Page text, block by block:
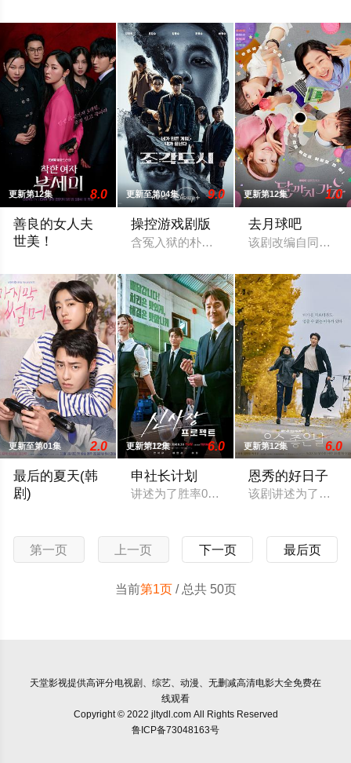
更新第12集 8.0
善良的女人夫
世美！
更新至第04集 9.0
操控游戏剧版
含冤入狱的朴台仲（池昌旭 饰）被无形黑
更新第12集 1.0
去月球吧
该剧改编自同名小
更新至第01集 2.0
最后的夏天(韩
剧)
更新第12集 6.0
申社长计划
讲述为了胜率0%的处于悬崖边缘的人们
更新第12集 6.0
恩秀的好日子
该剧讲述为了赚取
第一页 上一页 下一页 最后页
当前第1页/ 总共 50页
天堂影视提供高评分电视剧、综艺、动漫、无删减高清电影大全免费在
线观看
Copyright © 2022 jltydl.com All Rights Reserved
鲁ICP备73048163号